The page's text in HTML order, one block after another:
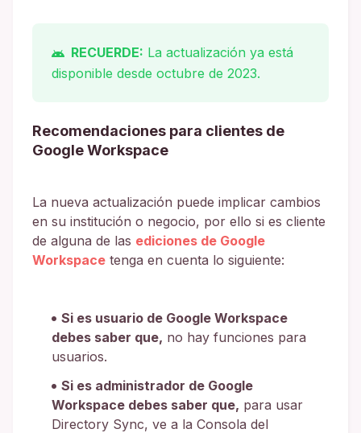
RECUERDE: La actualización ya está
disponible desde octubre de 2023.
Recomendaciones para clientes de
Google Workspace
La nueva actualización puede implicar cambios
en su institución o negocio, por ello si es cliente
de alguna de las ediciones de Google
Workspace tenga en cuenta lo siguiente:
Si es usuario de Google Workspace
debes saber que, no hay funciones para
usuarios.
Si es administrador de Google
Workspace debes saber que, para usar
Directory Sync, ve a la Consola del